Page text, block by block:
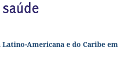
Americana e do Caribe em